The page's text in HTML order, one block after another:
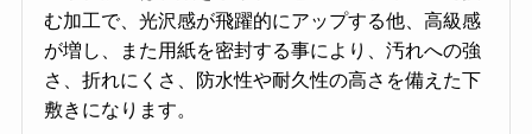
む加工で、光沢感が飛躍的にアップする他、高級感
が増し、また用紙を密封する事により、汚れへの強
さ、折れにくさ、防水性や耐久性の高さを備えた下
敷きになります。